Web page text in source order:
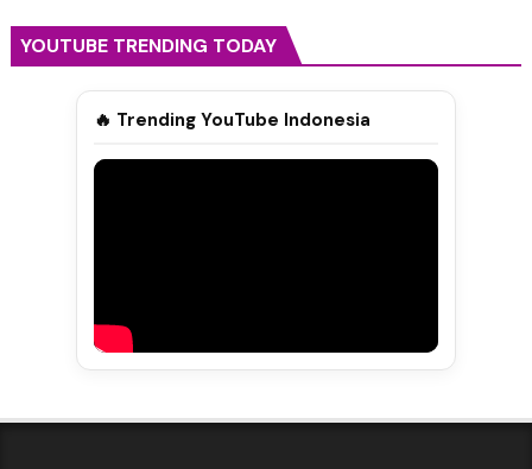
YOUTUBE TRENDING TODAY
🔥 Trending YouTube Indonesia